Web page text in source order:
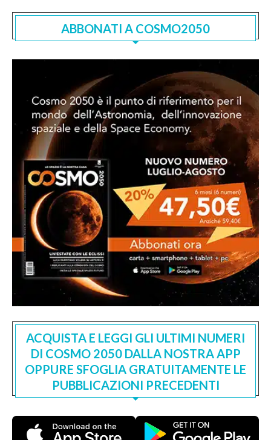
ABBONATI A COSMO2050
ACQUISTA E LEGGI GLI ULTIMI NUMERI
DI COSMO 2050 DALLA NOSTRA APP
OPPURE SFOGLIA GRATUITAMENTE LE
PUBBLICAZIONI PRECEDENTI